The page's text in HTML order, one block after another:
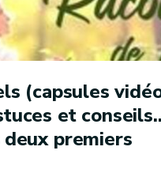
(capsules
et
premiers